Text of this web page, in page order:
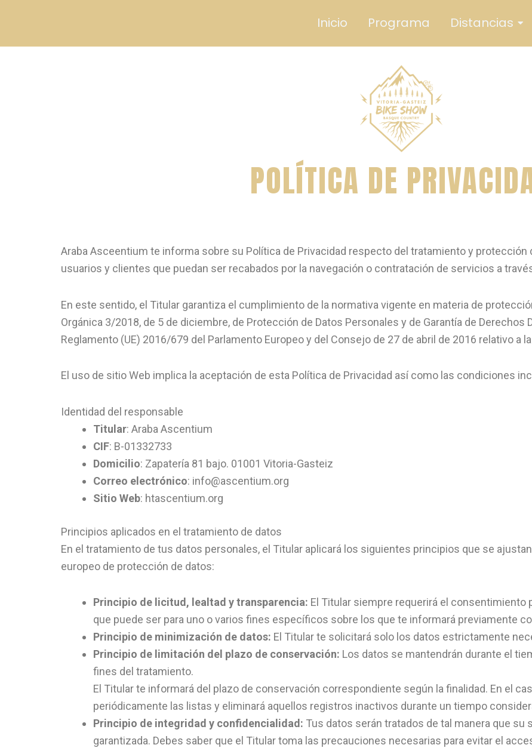
Inicio Programa Distancias
POLÍTICA DE
Araba Asceentium te informa sobre su Política de Privacidad respecto del tratamiento y
usuarios y clientes que puedan ser recabados por la navegación o contratación de servicios a
En este sentido, el Titular garantiza el cumplimiento de la normativa vigente en materia de
Orgánica 3/2018, de 5 de diciembre, de Protección de Datos Personales y de Garantía de Derechos
Reglamento (UE) 2016/679 del Parlamento Europeo y del Consejo de 27 de abril de 2016 relativo a
El uso de sitio Web implica la aceptación de esta Política de Privacidad así como las condiciones
Identidad del responsable
Titular: Araba Ascentium
CIF: B-01332733
Domicilio: Zapatería 81 bajo. 01001 Vitoria-Gasteiz
Correo electrónico: info@ascentium.org
Sitio Web: htascentium.org
Principios aplicados en el tratamiento de datos
En el tratamiento de tus datos personales, el Titular aplicará los siguientes principios que se
europeo de protección de datos:
Principio de licitud, lealtad y transparencia: El Titular siempre requerirá el
que puede ser para uno o varios fines específicos sobre los que te informará previamente
Principio de minimización de datos: El Titular te solicitará solo los datos estrictamente
Principio de limitación del plazo de conservación: Los datos se mantendrán durante el
fines del tratamiento.
El Titular te informará del plazo de conservación correspondiente según la finalidad. En el
periódicamente las listas y eliminará aquellos registros inactivos durante un tiempo
Principio de integridad y confidencialidad: Tus datos serán tratados de tal manera que
garantizada. Debes saber que el Titular toma las precauciones necesarias para evitar el